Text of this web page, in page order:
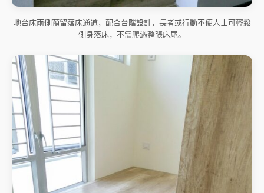
地台床兩側預留落床通道，配合台階設計，長者或行動不便人士可輕鬆
側身落床，不需爬過整張床尾。